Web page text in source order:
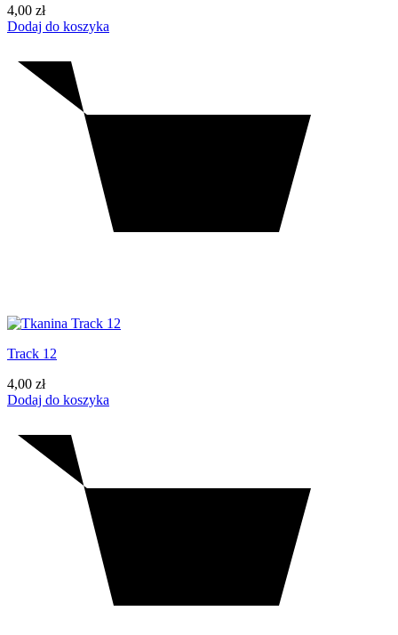
4,00 zł
Dodaj do koszyka
Track 12
4,00 zł
Dodaj do koszyka